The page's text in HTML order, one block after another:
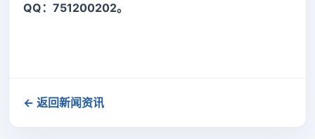
QQ：751200202。
← 返回新闻资讯